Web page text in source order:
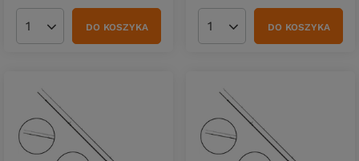
Ilość produktówDO KOSZYKA Ilość produktówDO KOSZYKA